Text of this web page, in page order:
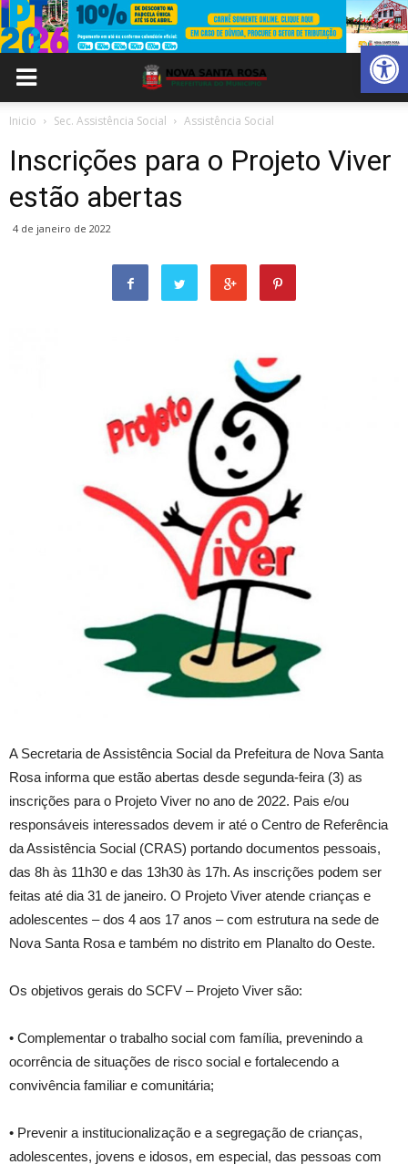
Abrir
Inicio Sec. Assistência Social Assistência Social
Inscrições para o Projeto Viver
estão abertas
4 de janeiro de 2022
A Secretaria de Assistência Social da Prefeitura de Nova Santa
Rosa informa que estão abertas desde segunda-feira (3) as
inscrições para o Projeto Viver no ano de 2022. Pais e/ou
responsáveis interessados devem ir até o Centro de Referência
da Assistência Social (CRAS) portando documentos pessoais,
das 8h às 11h30 e das 13h30 às 17h. As inscrições podem ser
feitas até dia 31 de janeiro. O Projeto Viver atende crianças e
adolescentes – dos 4 aos 17 anos – com estrutura na sede de
Nova Santa Rosa e também no distrito em Planalto do Oeste.
Os objetivos gerais do SCFV – Projeto Viver são:
• Complementar o trabalho social com família, prevenindo a
ocorrência de situações de risco social e fortalecendo a
convivência familiar e comunitária;
• Prevenir a institucionalização e a segregação de crianças,
adolescentes, jovens e idosos, em especial, das pessoas com